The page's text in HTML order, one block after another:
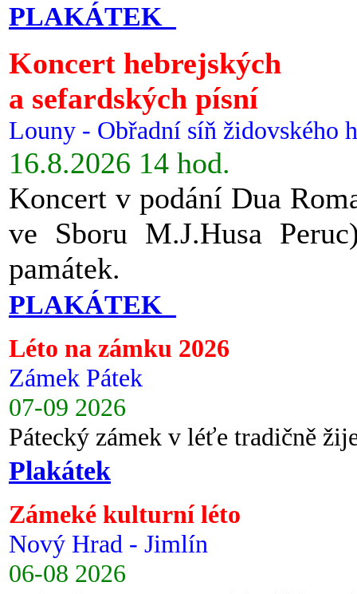
PLAKÁTEK
Koncert hebrejských
a sefardských písní
Louny - Obřadní síň židovského
16.8.2026 14 hod.
Koncert v podání Dua
ve Sboru M.J.Husa
památek.
PLAKÁTEK
Léto na zámku 2026
Zámek Pátek
07-09 2026
Pátecký zámek v léťe tradičně
Plakátek
Zámeké kulturní léto
Nový Hrad - Jimlín
06-08 2026